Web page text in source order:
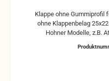
ohne Klappenbelag 25x22 mm passend für mehrere
Hohner Modelle, z.B.